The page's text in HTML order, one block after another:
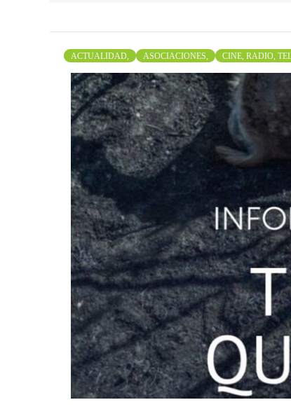
ACTUALIDAD, ASOCIACIONES, CINE, RADIO,